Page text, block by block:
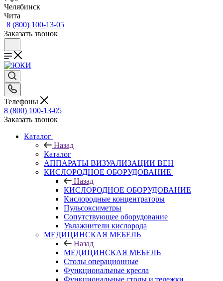
Челябинск
Чита
8 (800) 100-13-05
Заказать звонок
Телефоны
8 (800) 100-13-05
Заказать звонок
Каталог
Назад
Каталог
АППАРАТЫ ВИЗУАЛИЗАЦИИ ВЕН
КИСЛОРОДНОЕ ОБОРУДОВАНИЕ
Назад
КИСЛОРОДНОЕ ОБОРУДОВАНИЕ
Кислородные концентраторы
Пульсоксиметры
Сопутствующее оборудование
Увлажнители кислорода
МЕДИЦИНСКАЯ МЕБЕЛЬ
Назад
МЕДИЦИНСКАЯ МЕБЕЛЬ
Столы операционные
Функциональные кресла
Функциональные столы и тележки